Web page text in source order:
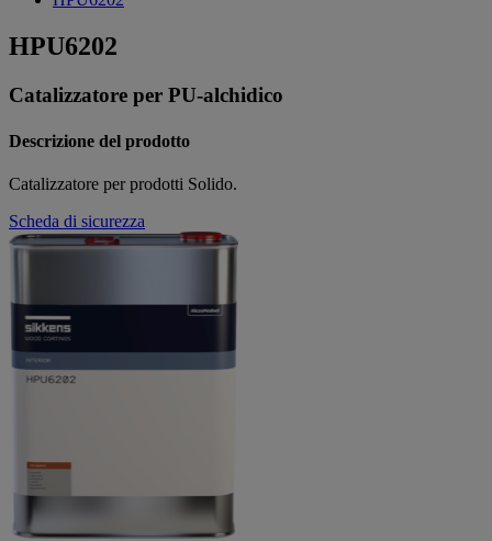
HPU6202
Catalizzatore per PU-alchidico
Descrizione del prodotto
Catalizzatore per prodotti Solido.
Scheda di sicurezza